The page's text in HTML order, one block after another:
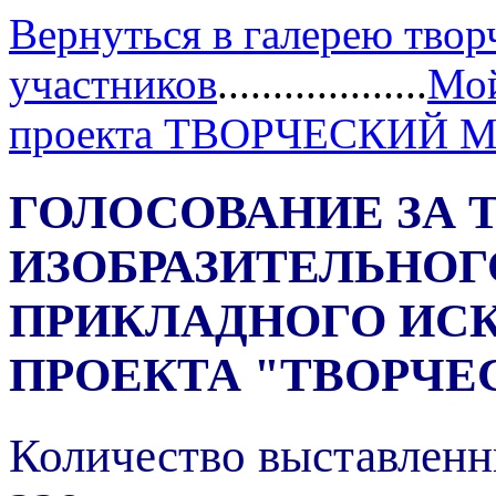
Вернуться в галерею
участников...................
проекта ТВОРЧЕСКИЙ
ГОЛОСОВАНИЕ ЗА
ПРИКЛАДНОГО
ПРОЕКТА
Количество